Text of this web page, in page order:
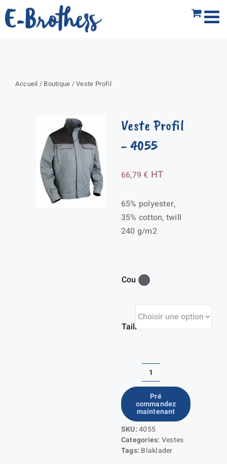
Passer
au
Accueil / Boutique /Veste Profil
Veste Profil
- 4055
66,79€ HT
65% polyester,
35% cotton, twill
240 g/m2
Couleur
Taille
quantité
de
Veste
Profil
Pré
commandez
maintenant
SKU:4055
Categories: Vestes
Tags: Blaklader